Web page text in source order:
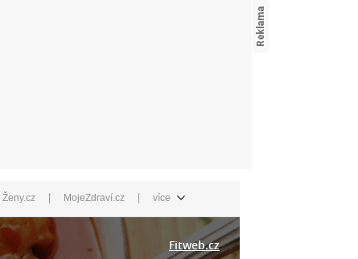
Ženy.cz | MojeZdraví.cz | více
Fitweb.cz